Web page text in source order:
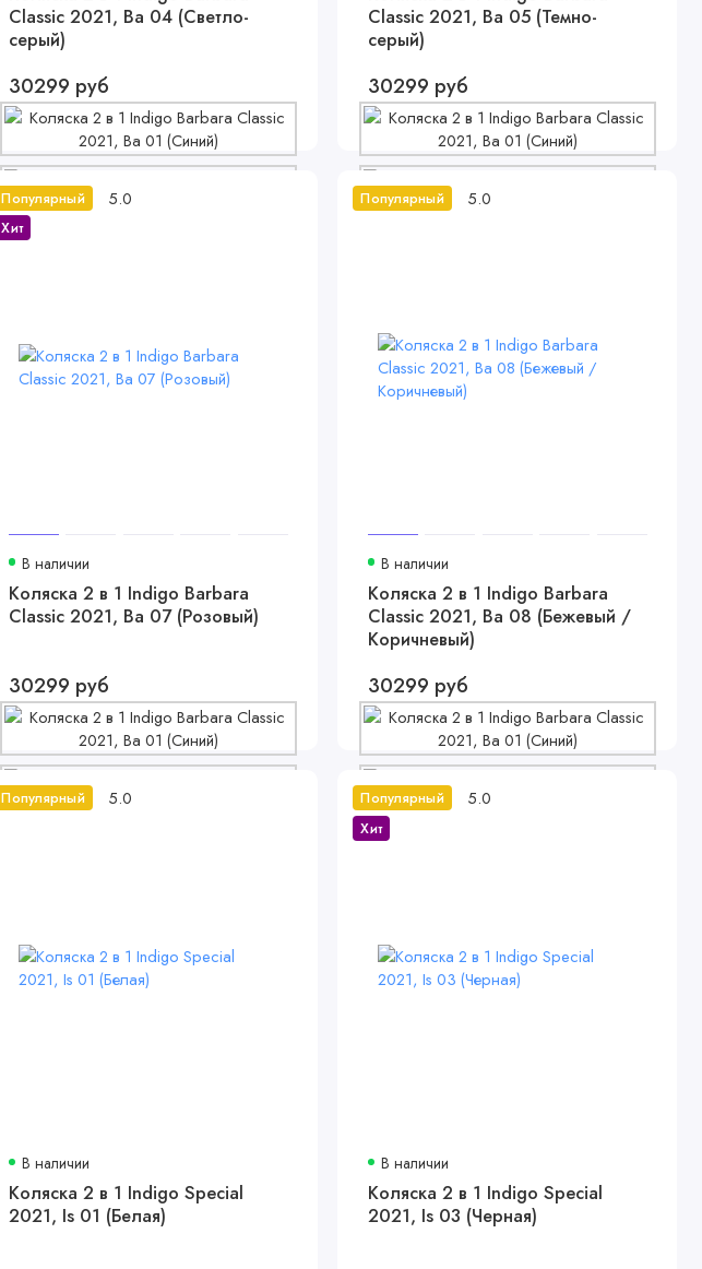
Classic 2021, Ba 04 (Светло-
серый)
30299 руб
Classic 2021, Ba 05 (Темно-
серый)
30299 руб
Популярный
Хит
5.0
В наличии
Коляска 2 в 1 Indigo Barbara
Classic 2021, Ba 07 (Розовый)
30299 руб
Популярный 5.0
В наличии
Коляска 2 в 1 Indigo Barbara
Classic 2021, Ba 08 (Бежевый /
Коричневый)
30299 руб
Популярный 5.0
В наличии
Коляска 2 в 1 Indigo Special
2021, Is 01 (Белая)
Популярный
Хит
5.0
В наличии
Коляска 2 в 1 Indigo Special
2021, Is 03 (Черная)